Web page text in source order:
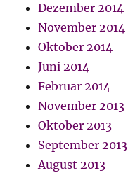
Dezember 2014
November 2014
Oktober 2014
Juni 2014
Februar 2014
November 2013
Oktober 2013
September 2013
August 2013